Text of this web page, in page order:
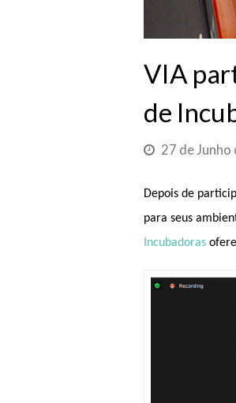
VIA
de
27 de Junho
Depois de
para seus
Incubadoras